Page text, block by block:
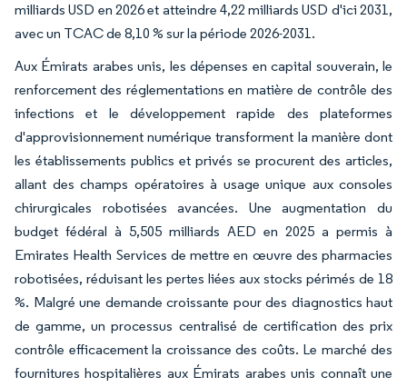
milliards USD en 2026 et atteindre 4,22 milliards USD d'ici 2031,
avec un TCAC de 8,10 % sur la période 2026-2031.
Aux Émirats arabes unis, les dépenses en capital souverain, le
renforcement des réglementations en matière de contrôle des
infections et le développement rapide des plateformes
d'approvisionnement numérique transforment la manière dont
les établissements publics et privés se procurent des articles,
allant des champs opératoires à usage unique aux consoles
chirurgicales robotisées avancées. Une augmentation du
budget fédéral à 5,505 milliards AED en 2025 a permis à
Emirates Health Services de mettre en œuvre des pharmacies
robotisées, réduisant les pertes liées aux stocks périmés de 18
%. Malgré une demande croissante pour des diagnostics haut
de gamme, un processus centralisé de certification des prix
contrôle efficacement la croissance des coûts. Le marché des
fournitures hospitalières aux Émirats arabes unis connaît une